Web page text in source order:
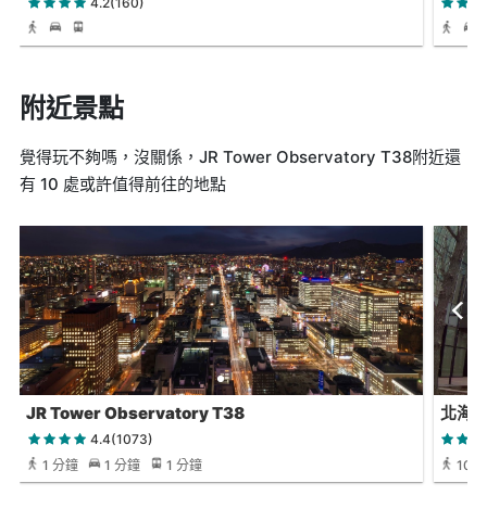
附近景點
覺得玩不夠嗎，沒關係，JR Tower Observatory T38附近還
有 10 處或許值得前往的地點
JR Tower Observatory T38
4.4(1073)
1 分鐘
1 分鐘 1 分鐘
北海
10